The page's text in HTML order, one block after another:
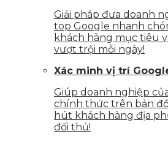
Giải pháp đưa doanh
top Google nhanh
khách hàng mục tiêu
vượt trội mỗi ngày!
Xác minh vị trí
Giúp doanh nghiệp
chính thức trên bản
hút khách hàng địa
đối thủ!